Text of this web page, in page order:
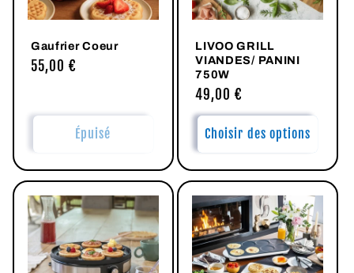
o
Gaufrier Coeur
Prix
55,00 €
Épuisé
LIVOO GRILL
VIANDES/ PANINI
750W
Prix
habituel
49,00 €
Choisir des options